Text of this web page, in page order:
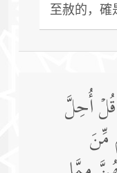
至赦的，確
أُحِلَّ
مِّنَ